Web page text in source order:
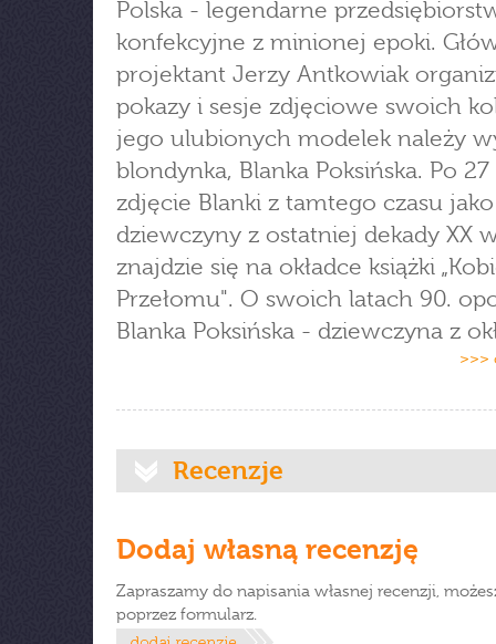
Polska - legendarne
konfekcyjne z minionej epoki.
projektant Jerzy Antkowiak
pokazy i sesje zdjęciowe swoich
jego ulubionych modelek należy
blondynka, Blanka Poksińska. Po
zdjęcie Blanki z tamtego czasu
dziewczyny z ostatniej dekady XX
znajdzie się na okładce książki
Przełomu". O swoich latach 90.
Blanka Poksińska - dziewczyna z
>>>
Recenzje
Dodaj własną recenzję
Zapraszamy do napisania własnej recenzji,
poprzez formularz.